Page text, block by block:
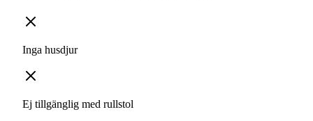
Inga husdjur
Ej tillgänglig med rullstol